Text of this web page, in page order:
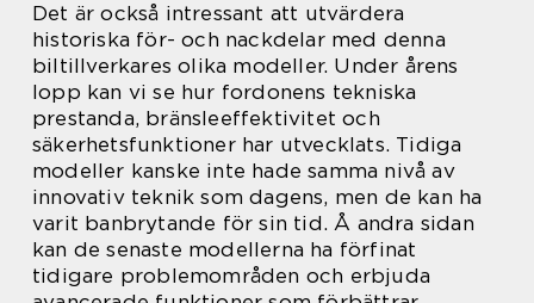
Det är också intressant att utvärdera
historiska för- och nackdelar med denna
biltillverkares olika modeller. Under årens
lopp kan vi se hur fordonens tekniska
prestanda, bränsleeffektivitet och
säkerhetsfunktioner har utvecklats. Tidiga
modeller kanske inte hade samma nivå av
innovativ teknik som dagens, men de kan ha
varit banbrytande för sin tid. Å andra sidan
kan de senaste modellerna ha förfinat
tidigare problemområden och erbjuda